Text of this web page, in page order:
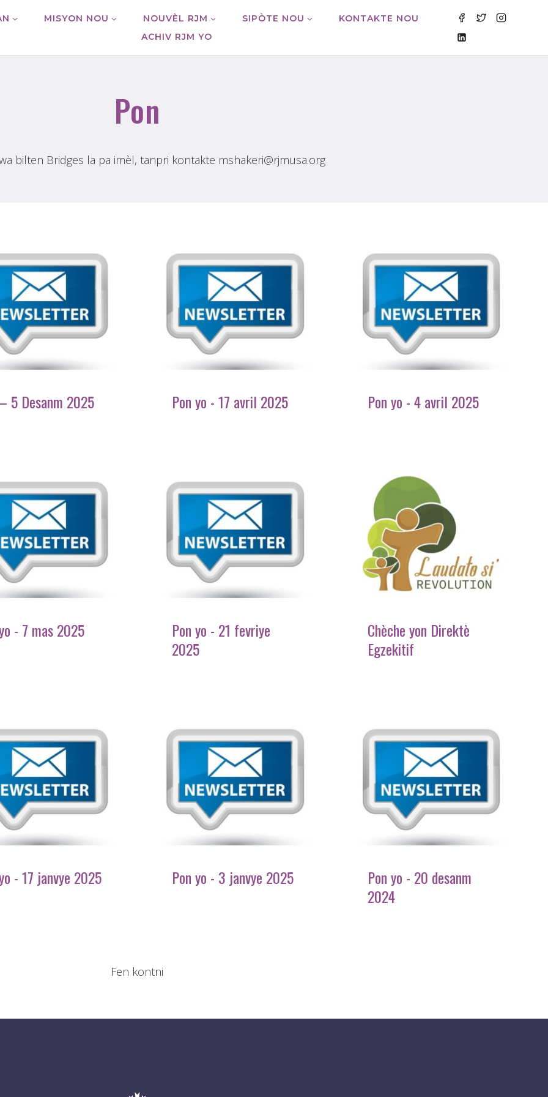
MISYON NOU NOUVÈL RJM SIPÒTE NOU
KONTAKTE NOU
ACHIV RJM YO
Pon
bilten Bridges la pa imèl, tanpri kontakte mshakeri@rjmusa.org
5 Desanm 2025 Pon yo - 17 avril 2025 Pon yo - 4 avril 2025
- 7 mas 2025
Pon yo - 21 fevriye
2025
Chèche yon Direktè
Egzekitif
- 17 janvye 2025 Pon yo - 3 janvye 2025
Pon yo - 20 desanm
2024
Fen kontni